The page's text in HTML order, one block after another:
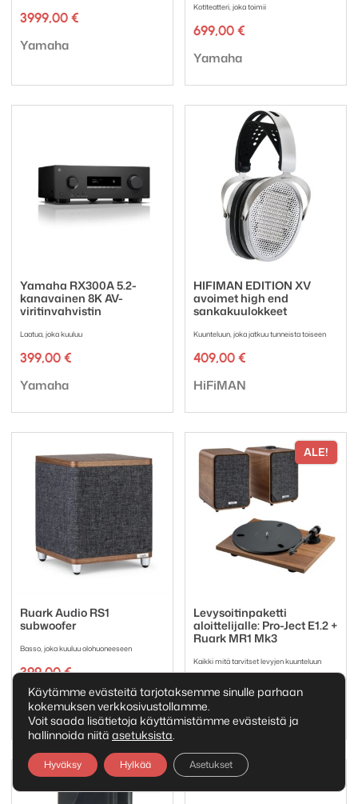
3999,00 €
Tuotemerkki:
Yamaha
Kotiteatteri, joka toimii
699,00 €
Tuotemerkki:
Yamaha
Yamaha RX300A 5.2-
kanavainen 8K AV-
viritinvahvistin
Laatua, joka kuuluu
399,00 €
Tuotemerkki:
Yamaha
HIFIMAN EDITION XV
avoimet high end
sankakuulokkeet
Kuunteluun, joka jatkuu tunneista toiseen
409,00 €
Tuotemerkki:
HiFiMAN
Ruark Audio RS1
subwoofer
Basso, joka kuuluu olohuoneeseen
399,00€
Tuotemerkki:
Ruark Audio
ALE!
Levysoitinpaketti
aloittelijalle: Pro-Ject E1.2 +
Ruark MR1 Mk3
Kaikki mitä tarvitset levyjen kuunteluun
868,00
hinta
868,00 €.
827,00 €
Nykyinen
hinta
827,00 €.
Tuotemerkki:
Pro-Ject
ALE!
Käytämme evästeitä tarjotaksemme sinulle parhaan
kokemuksen verkkosivustollamme.
Voit saada lisätietoja käyttämistämme evästeistä ja
hallinnoida niitä asetuksista.
Hyväksy Hylkää Asetukset